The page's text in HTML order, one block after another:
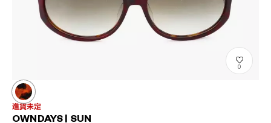
0
進貨未定
OWNDAYS | SUN